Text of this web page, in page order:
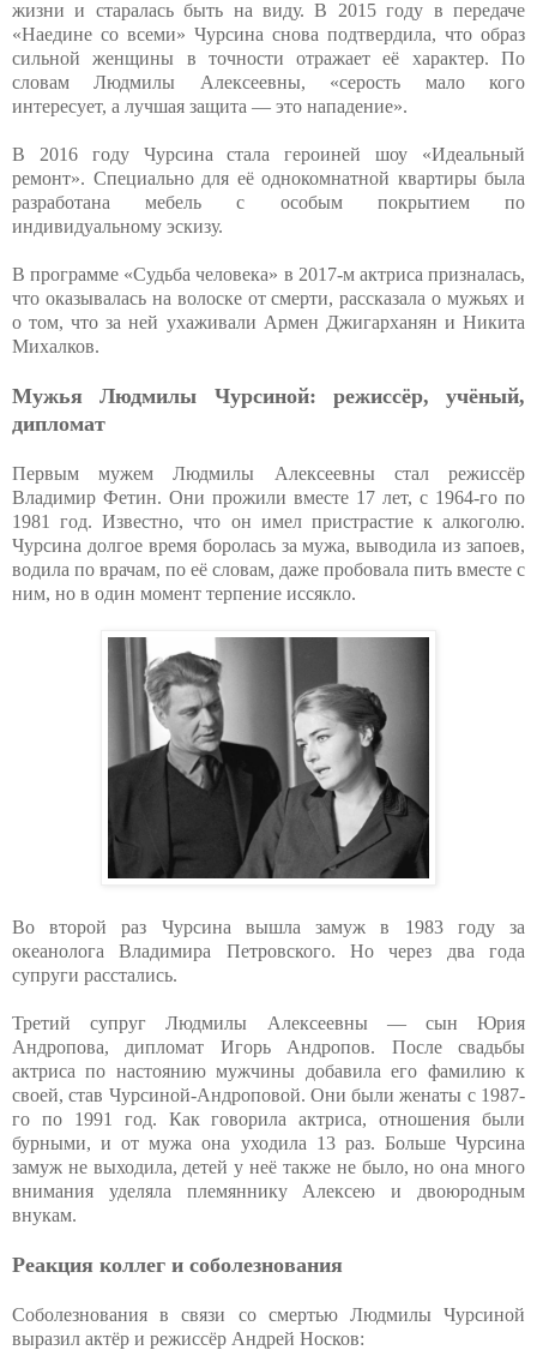
жизни и старалась быть на виду. В 2015 году в передаче
«Наедине со всеми» Чурсина снова подтвердила, что образ
сильной женщины в точности отражает её характер. По
словам Людмилы Алексеевны, «серость мало кого
интересует, а лучшая защита — это нападение».
В 2016 году Чурсина стала героиней шоу «Идеальный
ремонт». Специально для её однокомнатной квартиры была
разработана мебель с особым покрытием по
индивидуальному эскизу.
В программе «Судьба человека» в 2017-м актриса призналась,
что оказывалась на волоске от смерти, рассказала о мужьях и
о том, что за ней ухаживали Армен Джигарханян и Никита
Михалков.
Мужья Людмилы Чурсиной: режиссёр, учёный,
дипломат
Первым мужем Людмилы Алексеевны стал режиссёр
Владимир Фетин. Они прожили вместе 17 лет, с 1964-го по
1981 год. Известно, что он имел пристрастие к алкоголю.
Чурсина долгое время боролась за мужа, выводила из запоев,
водила по врачам, по её словам, даже пробовала пить вместе с
ним, но в один момент терпение иссякло.
Во второй раз Чурсина вышла замуж в 1983 году за
океанолога Владимира Петровского. Но через два года
супруги расстались.
Третий супруг Людмилы Алексеевны — сын Юрия
Андропова, дипломат Игорь Андропов. После свадьбы
актриса по настоянию мужчины добавила его фамилию к
своей, став Чурсиной-Андроповой. Они были женаты с 1987-
го по 1991 год. Как говорила актриса, отношения были
бурными, и от мужа она уходила 13 раз. Больше Чурсина
замуж не выходила, детей у неё также не было, но она много
внимания уделяла племяннику Алексею и двоюродным
внукам.
Реакция коллег и соболезнования
Соболезнования в связи со смертью Людмилы Чурсиной
выразил актёр и режиссёр Андрей Носков: